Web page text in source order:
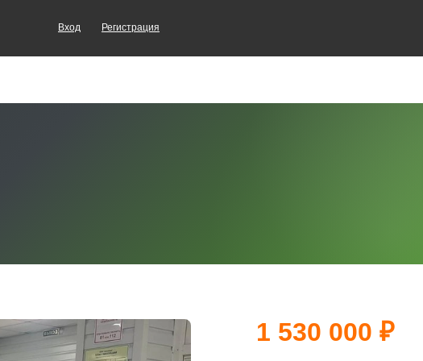
Вход Регистрация
1 530 000